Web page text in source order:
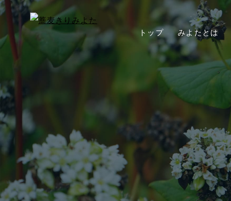
トップ みよたとは